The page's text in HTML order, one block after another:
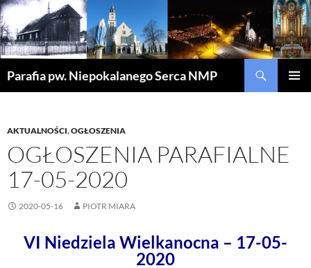
Parafia pw. Niepokalanego Serca NMP
AKTUALNOŚCI,OGŁOSZENIA
OGŁOSZENIA PARAFIALNE
17-05-2020
2020-05-16 PIOTR MIARA
VI Niedziela Wielkanocna – 17-05-
2020